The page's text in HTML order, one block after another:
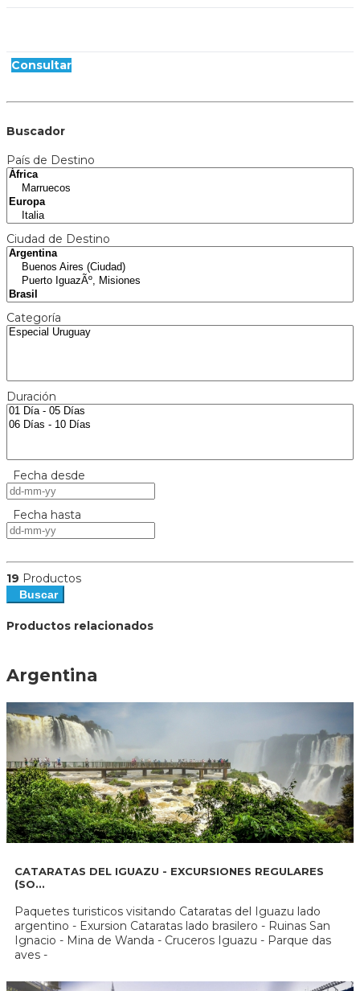
Consultar
Buscador
País de Destino
Ciudad de Destino
Categoría
Duración
Fecha desde
Fecha hasta
19 Productos
Buscar
Productos relacionados
Argentina
CATARATAS DEL IGUAZU - EXCURSIONES REGULARES
(SO...
Paquetes turisticos visitando Cataratas del Iguazu lado
argentino - Exursion Cataratas lado brasilero - Ruinas San
Ignacio - Mina de Wanda - Cruceros Iguazu - Parque das
aves -